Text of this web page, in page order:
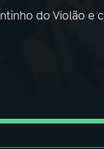
do Violão e